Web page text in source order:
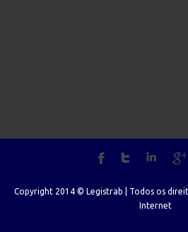
Copyright 2014 © Legistrab | Todos os
Internet